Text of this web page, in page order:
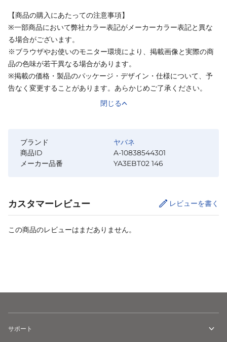
【商品の購入にあたっての注意事項】
※一部商品において弊社カラー表記がメーカーカラー表記と異な
る場合がございます。
※ブラウザやお使いのモニター環境により、掲載画像と実際の商
品の色味が若干異なる場合があります。
※掲載の価格・製品のパッケージ・デザイン・仕様について、予
告なく変更することがあります。あらかじめご了承ください。
閉じる
ブランド
ヤバネ
商品ID
A-10838544301
メーカー品番
YA3EBT02 146
カスタマーレビュー レビューを書く
この商品のレビューはまだありません。
サポート